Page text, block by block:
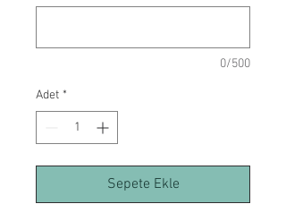
0/500
Adet *
Sepete Ekle